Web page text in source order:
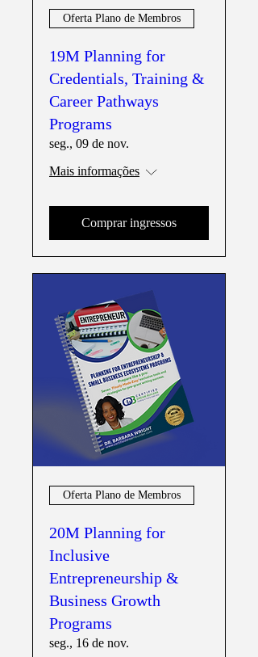
Oferta Plano de Membros
19M Planning for
Credentials, Training &
Career Pathways
Programs
seg., 09 de nov.
Mais informações
Comprar ingressos
Oferta Plano de Membros
20M Planning for
Inclusive
Entrepreneurship &
Business Growth
Programs
seg., 16 de nov.